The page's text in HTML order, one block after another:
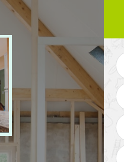
Plombier, travaux de
plomberies 77